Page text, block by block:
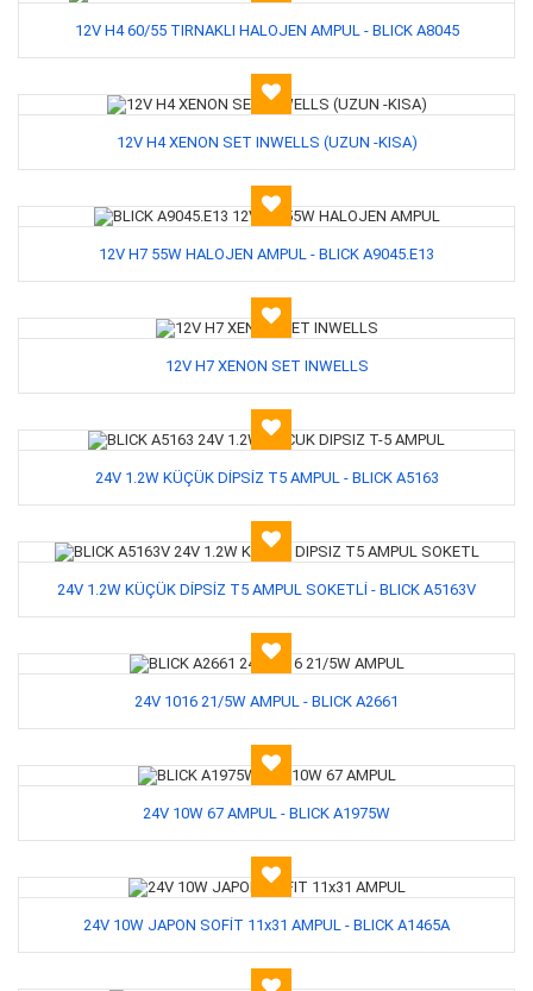
12V H4 60/55 TIRNAKLI HALOJEN AMPUL - BLICK A8045
12V H4 XENON SET INWELLS (UZUN -KISA)
12V H7 55W HALOJEN AMPUL - BLICK A9045.E13
12V H7 XENON SET INWELLS
24V 1.2W KÜÇÜK DİPSİZ T5 AMPUL - BLICK A5163
24V 1.2W KÜÇÜK DİPSİZ T5 AMPUL SOKETLİ - BLICK A5163V
24V 1016 21/5W AMPUL - BLICK A2661
24V 10W 67 AMPUL - BLICK A1975W
24V 10W JAPON SOFİT 11x31 AMPUL - BLICK A1465A